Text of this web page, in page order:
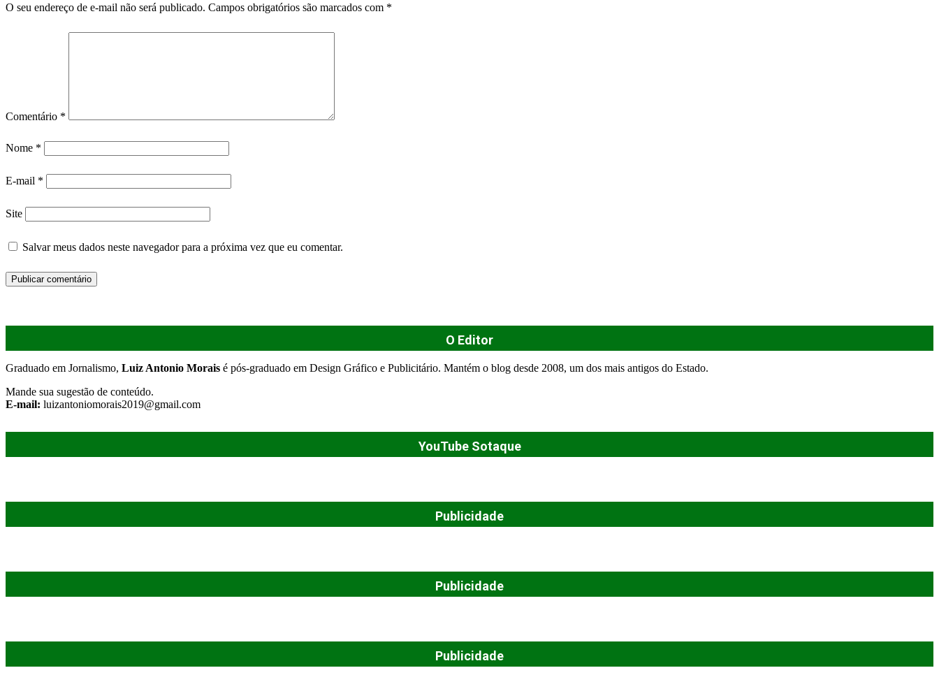
O seu endereço de e-mail não será publicado. Campos obrigatórios são marcados com *
Comentário *
Nome *
E-mail *
Site
Salvar meus dados neste navegador para a próxima vez que eu comentar.
O Editor
Graduado em Jornalismo, Luiz Antonio Morais é pós-graduado em Design Gráfico e Publicitário. Mantém o blog desde 2008, um dos mais antigos do Estado.
Mande sua sugestão de conteúdo.
E-mail: luizantoniomorais2019@gmail.com
YouTube Sotaque
Publicidade
Publicidade
Publicidade